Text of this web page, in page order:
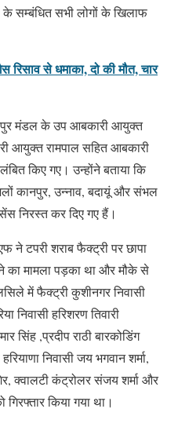
के सम्बंधित सभी लोगों के खिलाफ
से धमाका, दो की मौत, चार
मंडल के उप आबकारी आयुक्त
आयुक्त रामपाल सहित आबकारी
किए गए। उन्होंने बताया कि
कानपुर, उन्नाव, बदायूं और संभल
निरस्त कर दिए गए हैं।
ने टपरी शराब फैक्ट्री पर छापा
का मामला पड़का था और मौके से
में फैक्ट्री कुशीनगर निवासी
निवासी हरिशरण तिवारी
सिंह ,प्रदीप राठी बारकोडिंग
निवासी जय भगवान शर्मा,
क्वालटी कंट्रोलर संजय शर्मा और
गिरफ्तार किया गया था।